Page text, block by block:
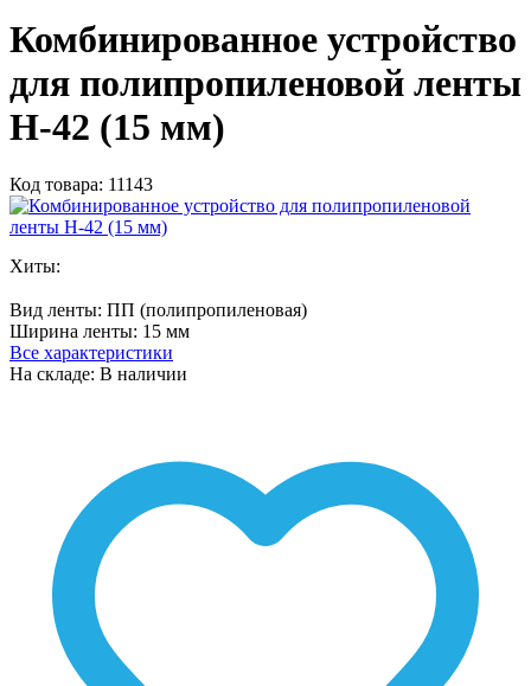
Комбинированное устройство
для полипропиленовой ленты
Н-42 (15 мм)
Код товара: 11143
Хиты:
Вид ленты: ПП (полипропиленовая)
Ширина ленты: 15 мм
Все характеристики
На складе: В наличии